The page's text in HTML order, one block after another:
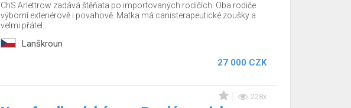
ChS Arlettrow zadává štěňata po importovaných rodičích. Oba rodiče
výborní exteriérově i povahově. Matka má canisterapeutické zoušky a
velmi přátel...
Lanškroun
27 000 CZK
228x